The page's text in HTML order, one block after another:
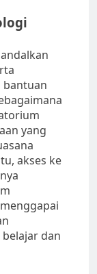
bantuan
yang
akses ke
dan